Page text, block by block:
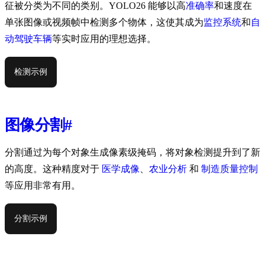
征被分类为不同的类别。YOLO26 能够以高准确率和速度在
单张图像或视频帧中检测多个物体，这使其成为监控系统和自
动驾驶车辆等实时应用的理想选择。
检测示例
图像分割#
分割通过为每个对象生成像素级掩码，将对象检测提升到了新
的高度。这种精度对于 医学成像 农业分析 和 制造质量控制
等应用非常有用。
分割示例